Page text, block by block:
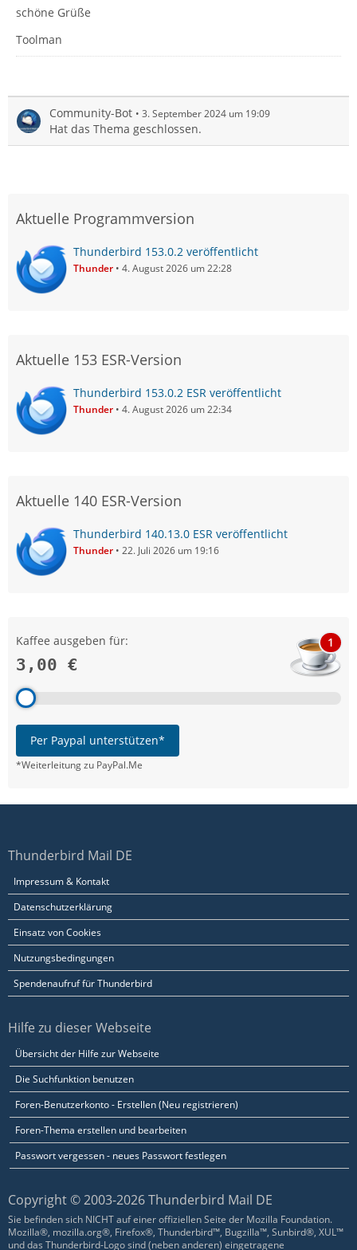
schöne Grüße
Toolman
Community-Bot 3. September 2024 um 19:09
Hat das Thema geschlossen.
Aktuelle Programmversion
Thunderbird 153.0.2 veröffentlicht
Thunder 4. August 2026 um 22:28
Aktuelle 153 ESR-Version
Thunderbird 153.0.2 ESR veröffentlicht
Thunder 4. August 2026 um 22:34
Aktuelle 140 ESR-Version
Thunderbird 140.13.0 ESR veröffentlicht
Thunder 22. Juli 2026 um 19:16
Kaffee ausgeben für:
3,00 €
1
Per Paypal unterstützen*
*Weiterleitung zu PayPal.Me
Thunderbird Mail DE
Impressum & Kontakt
Datenschutzerklärung
Einsatz von Cookies
Nutzungsbedingungen
Spendenaufruf für Thunderbird
Hilfe zu dieser Webseite
Übersicht der Hilfe zur Webseite
Die Suchfunktion benutzen
Foren-Benutzerkonto - Erstellen (Neu registrieren)
Foren-Thema erstellen und bearbeiten
Passwort vergessen - neues Passwort festlegen
Copyright © 2003-2026 Thunderbird Mail DE
Sie befinden sich NICHT auf einer offiziellen Seite der Mozilla Foundation.
Mozilla®, mozilla.org®, Firefox®, Thunderbird™, Bugzilla™, Sunbird®, XUL™
und das Thunderbird-Logo sind (neben anderen) eingetragene